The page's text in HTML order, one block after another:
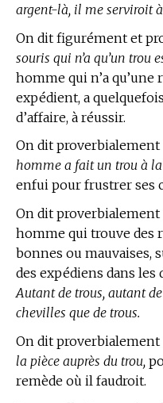
argent-là, il me serviroit
On dit figurément et
souris qui n’a qu’un trou
homme qui n’a qu’une
expédient, a
d’affaire, à réussir.
On dit proverbialement
homme a fait un trou à
enfui pour frustrer ses
On dit proverbialement
homme qui trouve des
bonnes ou mauvaises,
des expédiens dans les
Autant de trous, autant
chevilles que de trous.
On dit
la pièce auprès du trou,
remède où il faudroit.